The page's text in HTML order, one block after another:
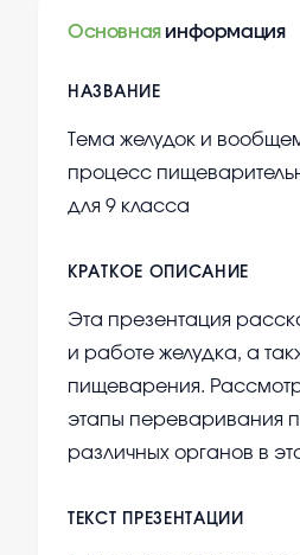
Основная информация
НАЗВАНИЕ
Тема желудок и
процесс
для 9 класса
КРАТКОЕ ОПИСАНИЕ
Эта презентация
и работе желудка, а
пищеварения.
этапы переваривания
различных органов в
ТЕКСТ ПРЕЗЕНТАЦИИ